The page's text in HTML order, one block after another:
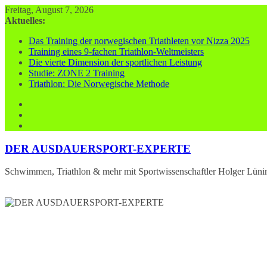
Zum
Inhalt
Freitag, August 7, 2026
Aktuelles:
Das Training der norwegischen Triathleten vor Nizza 2025
Training eines 9-fachen Triathlon-Weltmeisters
Die vierte Dimension der sportlichen Leistung
Studie: ZONE 2 Training
Triathlon: Die Norwegische Methode
DER AUSDAUERSPORT-EXPERTE
Schwimmen, Triathlon & mehr mit Sportwissenschaftler Holger